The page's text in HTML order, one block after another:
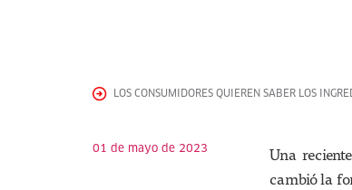
LOS CONSUMIDORES QUIEREN SABER LOS
01 de mayo de 2023 Una
cambió la